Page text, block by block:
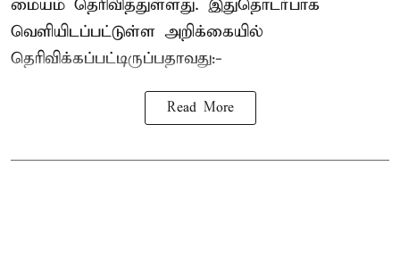
மையம் தெரிவித்துள்ளது. இதுதொடர்பாக
வெளியிடப்பட்டுள்ள அறிக்கையில்
தெரிவிக்கப்பட்டிருப்பதாவது:-
Read More